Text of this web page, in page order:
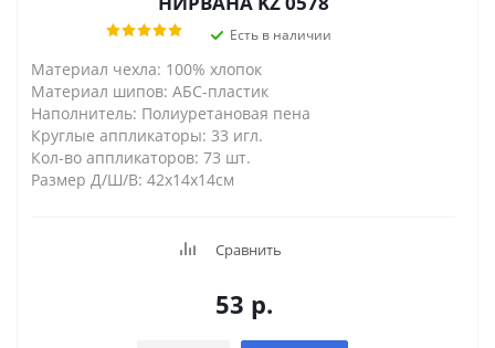
Есть в наличии
Материал чехла: 100% хлопок
Материал шипов: АБС-пластик
Наполнитель: Полиуретановая пена
Круглые аппликаторы: 33 игл.
Кол-во аппликаторов: 73 шт.
Размер Д/Ш/В: 42x14х14см
Сравнить
53 р.